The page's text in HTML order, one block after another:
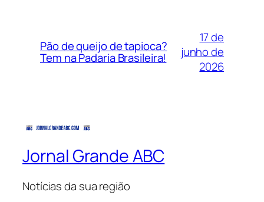
Pão de queijo de tapioca?
Tem na Padaria Brasileira!
17 de
junho de
2026
Jornal Grande ABC
Notícias da sua região